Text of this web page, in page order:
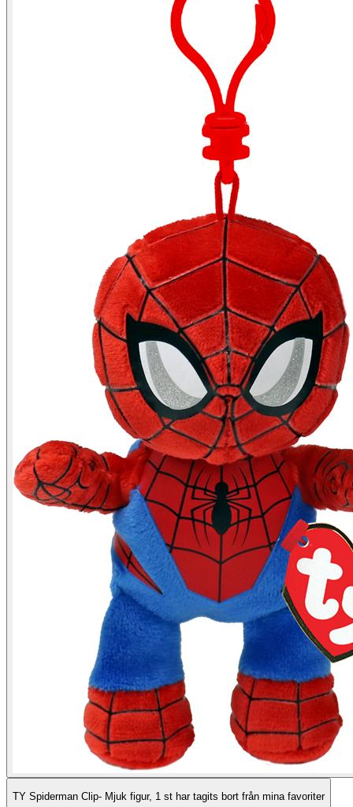
TY Spiderman Clip- Mjuk figur, 1 st har tagits bort från mina favoriter